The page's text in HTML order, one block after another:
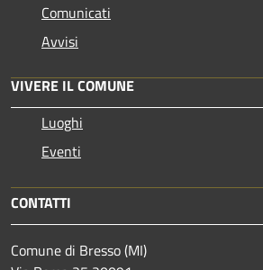
Comunicati
Avvisi
VIVERE IL COMUNE
Luoghi
Eventi
CONTATTI
Comune di Bresso (MI)